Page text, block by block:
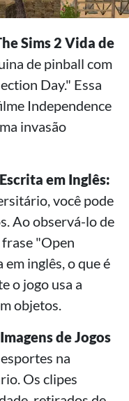
Sims 2 Vida de
de pinball com
Day." Essa
Independence
invasão
em Inglês:
você pode
Ao observá-lo de
"Open
inglês, o que é
o jogo usa a
objetos.
de Jogos
na
Os clipes